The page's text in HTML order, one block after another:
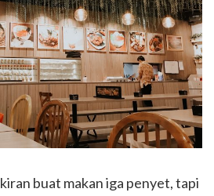
buat makan iga penyet, tapi